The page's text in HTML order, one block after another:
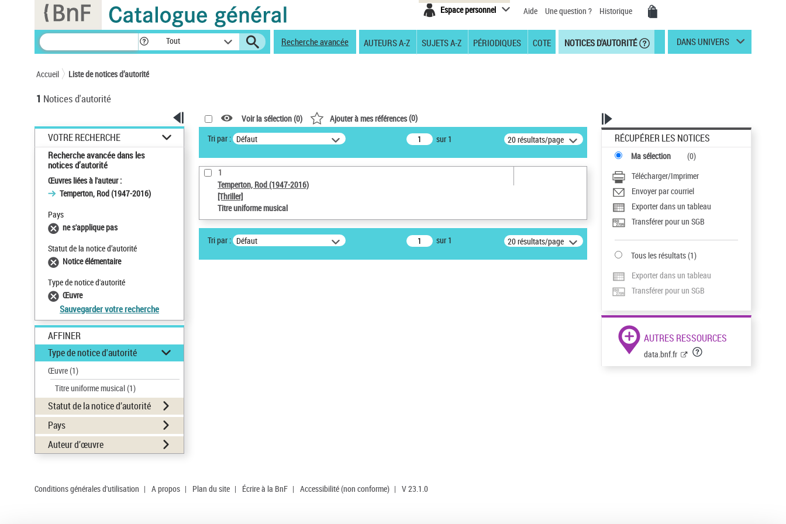
Espace personnel Aide Une question ? Historique
Tout Recherche avancée AUTEURS A-Z SUJETS A-Z PÉRIODIQUES COTE NOTICES D'AUTORITÉ DANS UNIVERS
Accueil Liste de notices d’autorité
1 Notices d'autorité
VOTRE RECHERCHE
Recherche avancée dans les
notices d’autorité
Œuvres liées à l'auteur :
Temperton, Rod (1947-2016)
Pays
ne s'applique pas
Statut de la notice d’autorité
Notice élémentaire
Type de notice d'autorité
Œuvre
Sauvegarder votre recherche
AFFINER
Type de notice d'autorité
Œuvre(1)
Titre uniforme musical(1)
Statut de la notice d’autorité
Pays
Auteur d’œuvre
Voir la sélection (0) Ajouter à mes références(0)
Tri par : Défaut sur 1 20 résultats/page
1
Temperton, Rod (1947-2016)
[Thriller]
Titre uniforme musical
Tri par : Défaut sur 1 20 résultats/page
RÉCUPÉRER LES NOTICES
Ma sélection (0)
Télécharger/Imprimer
Envoyer par courriel
Exporter dans un tableau
Transférer pour un SGB
Tous les résultats(1)
Exporter dans un tableau
Transférer pour un SGB
AUTRES RESSOURCES
data.bnf.fr
Conditions générales d'utilisation | A propos | Plan du site | Écrire à la BnF | Accessibilité (non conforme) | V 23.1.0
Panneau de gestion des cookies